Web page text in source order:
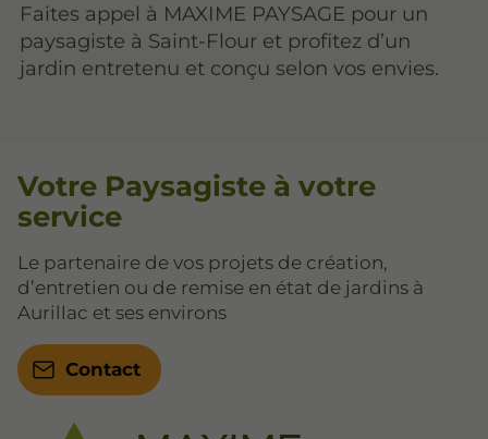
Faites appel à MAXIME PAYSAGE pour un
paysagiste à Saint-Flour et profitez d’un
jardin entretenu et conçu selon vos envies.
Votre Paysagiste à votre
service
Le partenaire de vos projets de création,
d’entretien ou de remise en état de jardins à
Aurillac et ses environs
Contact